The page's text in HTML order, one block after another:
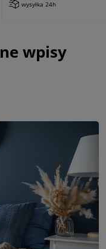
wysyłka 24h
wpisy